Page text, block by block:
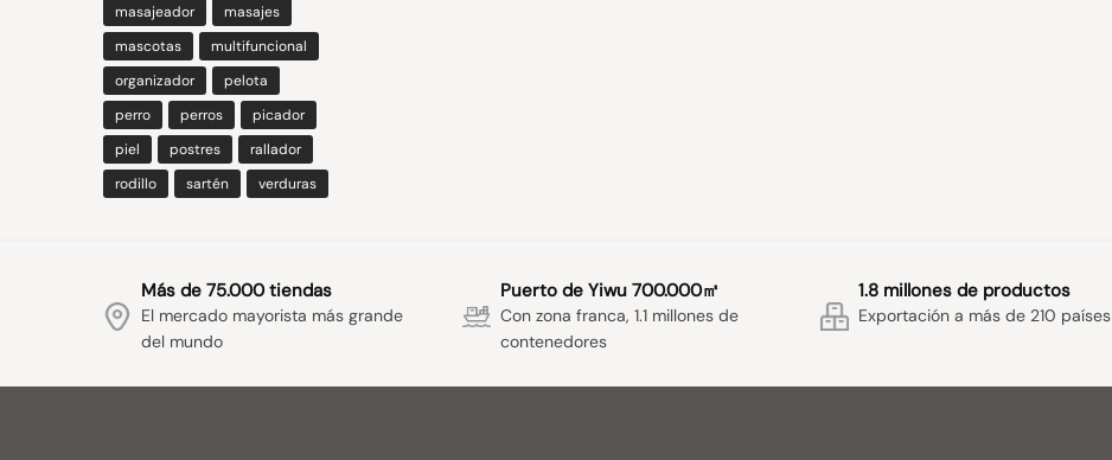
masajeador
masajes
mascotas
multifuncional
organizador
pelota
perro
perros
picador
piel
postres
rallador
rodillo
sartén verduras
Más de 75.000 tiendas
El mercado mayorista más grande
del mundo
Puerto de Yiwu 700.000㎡
Con zona franca, 1.1 millones de
contenedores
1.8 millones de productos
Exportación a más de 210 países